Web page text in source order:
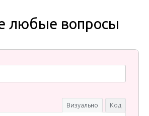
любые вопросы
Визуально Код